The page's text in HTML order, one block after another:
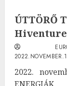
ÚTTÖRŐ
2022.